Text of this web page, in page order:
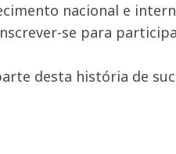
nacional e
se para
desta história de